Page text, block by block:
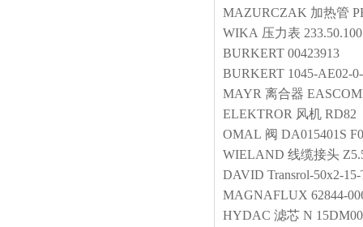
MAZURCZAK 加热管
WIKA 压力表
BURKERT 00423913
BURKERT 1045-AE02-
MAYR 离合器
ELEKTROR 风机 RD82
OMAL 阀 DA015401S
WIELAND 线缆接头
DAVID Transrol-50x2-
MAGNAFLUX 62844-
HYDAC 滤芯 N